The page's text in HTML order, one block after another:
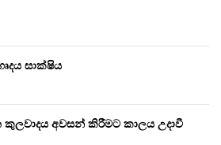
සාක්ෂිය
කුලවාදය අවසන් කිරීමට කාලය උදාවී